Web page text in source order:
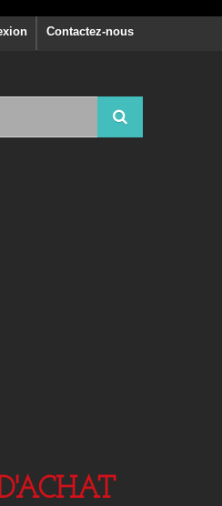
Contactez-nous